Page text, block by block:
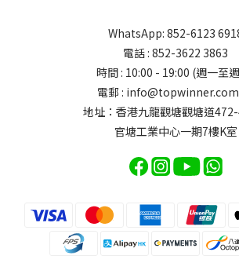
WhatsApp: 852-6123
電話 : 852-3622 3863
時間 : 10:00 - 19:00 (週一至
電郵 :
地址：香港九龍觀塘觀塘道
官塘工業中心一期7樓K室